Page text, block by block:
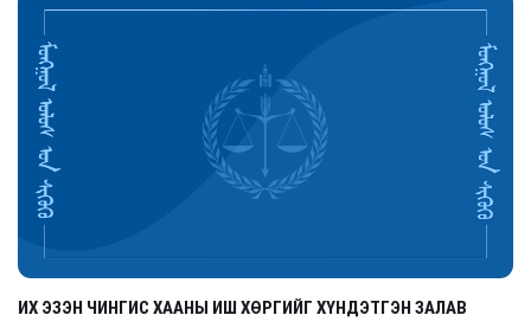
ИХ ЭЗЭН ЧИНГИС ХААНЫ ИШ ХӨРГИЙГ ХҮНДЭТГЭН ЗАЛАВ